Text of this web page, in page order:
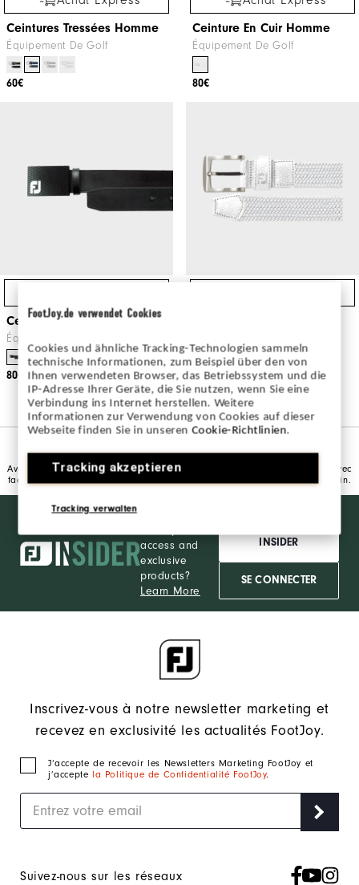
FootJoy.de verwendet Cookies
Cookies und ähnliche Tracking-Technologien sammeln
technische Informationen, zum Beispiel über den von
Ihnen verwendeten Browser, das Betriebssystem und die
IP-Adresse Ihrer Geräte, die Sie nutzen, wenn Sie eine
Verbindung ins Internet herstellen. Weitere
Informationen zur Verwendung von Cookies auf dieser
Webseite finden Sie in unserenCookie-Richtlinien.
Tracking akzeptieren
Tracking verwalten
Ceintures Tressées Homme
Équipement De Golf
60€
Ceinture En Cuir Homme
Équipement De Golf
80€
Ceinture En Cuir Homme
Équipement De Golf
80€ 60€
Avec les ceintures de golf FootJoy, vous pourrez compléter votre tenue avec
facilité et vous assurer d'être paré au mieux pour vous attaquer au terrain.
access and
exclusive
products?
Learn More
INSIDER
SE CONNECTER
Inscrivez-vous à notre newsletter marketing et
recevez en exclusivité les actualités FootJoy.
J‘accepte de recevoir les Newsletters Marketing FootJoy et
j’accepte la Politique de Confidentialité FootJoy.
Suivez-nous sur les réseaux